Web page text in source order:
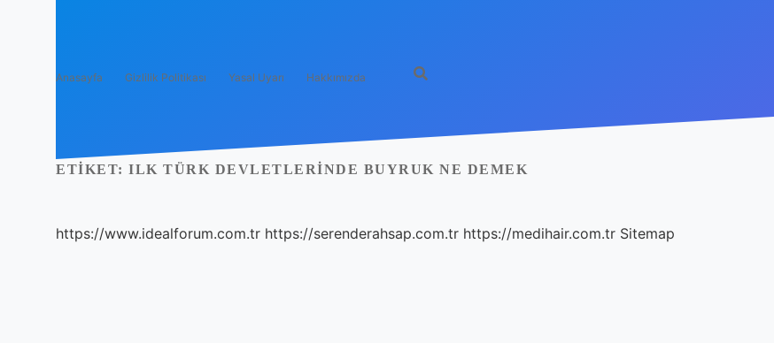
Anasayfa Gizlilik Politikası Yasal Uyarı Hakkımızda
ETIKET: ILK TÜRK DEVLETLERINDE BUYRUK NE DEMEK
https://www.idealforum.com.tr https://serenderahsap.com.tr https://medihair.com.tr Sitemap